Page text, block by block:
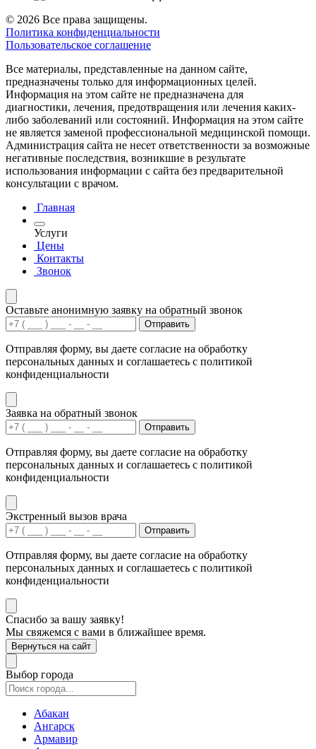
© 2026 Все права защищены.
Политика конфиденциальности
Пользовательское соглашение
Все материалы, представленные на данном сайте,
предназначены только для информационных целей.
Информация на этом сайте не предназначена для
диагностики, лечения, предотвращения или лечения каких-
либо заболеваний или состояний. Информация на этом сайте
не является заменой профессиональной медицинской помощи.
Администрация сайта не несет ответственности за возможные
негативные последствия, возникшие в результате
использования информации с сайта без предварительной
консультации с врачом.
Главная
Услуги
Цены
Контакты
Звонок
Оставьте анонимную заявку на обратный звонок
Отправить
Отправляя форму, вы даете согласие на обработку
персональных данных и соглашаетесь с политикой
конфиденциальности
Заявка на обратный звонок
Отправить
Отправляя форму, вы даете согласие на обработку
персональных данных и соглашаетесь с политикой
конфиденциальности
Экстренный вызов врача
Отправить
Отправляя форму, вы даете согласие на обработку
персональных данных и соглашаетесь с политикой
конфиденциальности
Спасибо за вашу заявку!
Мы свяжемся с вами в ближайшее время.
Вернуться на сайт
Выбор города
Абакан
Ангарск
Армавир